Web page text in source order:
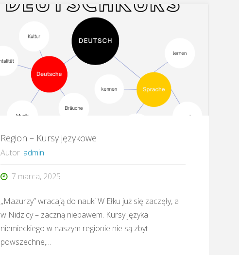
Piosenki
Niemieckiej
Zapraszamy
Region – Kursy językowe
Autor admin
7 marca, 2025
„Mazurzy” wracają do nauki W Ełku już się zaczęły, a
w Nidzicy – zaczną niebawem. Kursy języka
niemieckiego w naszym regionie nie są zbyt
powszechne,…